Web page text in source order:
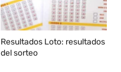
Resultados Loto: resultados
del sorteo